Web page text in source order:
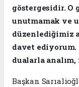
göstergesidir. O
unutmamak ve
düzenlediğimiz
davet
dualarla
Başkan